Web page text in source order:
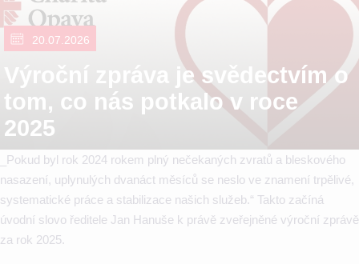
20.07.2026
Výroční zpráva je svědectvím o
tom, co nás potkalo v roce
2025
_Pokud byl rok 2024 rokem plný nečekaných zvratů a bleskového
nasazení, uplynulých dvanáct měsíců se neslo ve znamení trpělivé,
systematické práce a stabilizace našich služeb.“ Takto začíná
úvodní slovo ředitele Jan Hanuše k právě zveřejněné výroční zprávě
za rok 2025.